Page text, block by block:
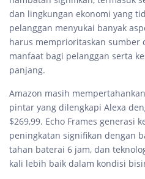
dan lingkungan ekonomi yang
pelanggan menyukai banyak
harus memprioritaskan sumber
manfaat bagi pelanggan serta
panjang.
Amazon masih
pintar yang dilengkapi Alexa
$269,99. Echo Frames generasi
peningkatan signifikan dengan
tahan baterai 6 jam, dan
kali lebih baik dalam kondisi